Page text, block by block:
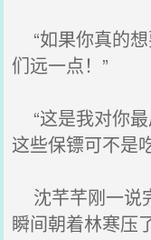
“如果你真的
们远一点！”
“这是我对你
这些保镖可不是
沈芊芊刚一说
瞬间朝着林寒压